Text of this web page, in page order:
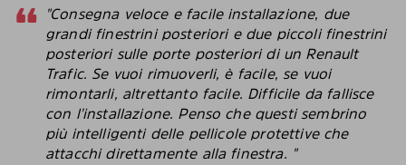
"Consegna veloce e facile installazione, due
grandi finestrini posteriori e due piccoli finestrini
posteriori sulle porte posteriori di un Renault
Trafic. Se vuoi rimuoverli, è facile, se vuoi
rimontarli, altrettanto facile. Difficile da fallisce
con l'installazione. Penso che questi sembrino
più intelligenti delle pellicole protettive che
attacchi direttamente alla finestra. "